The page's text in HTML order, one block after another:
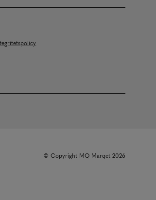
© Copyright MQ Marqet 2026